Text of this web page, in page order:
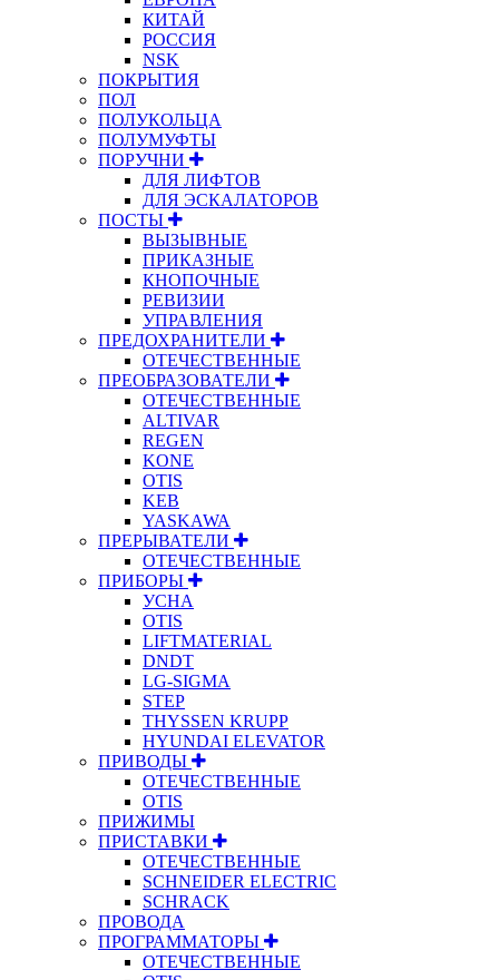
КИТАЙ
РОССИЯ
NSK
ПОКРЫТИЯ
ПОЛ
ПОЛУКОЛЬЦА
ПОЛУМУФТЫ
ПОРУЧНИ
ДЛЯ ЛИФТОВ
ДЛЯ ЭСКАЛАТОРОВ
ПОСТЫ
ВЫЗЫВНЫЕ
ПРИКАЗНЫЕ
КНОПОЧНЫЕ
РЕВИЗИИ
УПРАВЛЕНИЯ
ПРЕДОХРАНИТЕЛИ
ОТЕЧЕСТВЕННЫЕ
ПРЕОБРАЗОВАТЕЛИ
ОТЕЧЕСТВЕННЫЕ
ALTIVAR
REGEN
KONE
OTIS
KEB
YASKAWA
ПРЕРЫВАТЕЛИ
ОТЕЧЕСТВЕННЫЕ
ПРИБОРЫ
УСНА
OTIS
LIFTMATERIAL
DNDT
LG-SIGMA
STEP
THYSSEN KRUPP
HYUNDAI ELEVATOR
ПРИВОДЫ
ОТЕЧЕСТВЕННЫЕ
OTIS
ПРИЖИМЫ
ПРИСТАВКИ
ОТЕЧЕСТВЕННЫЕ
SCHNEIDER ELECTRIC
SCHRACK
ПРОВОДА
ПРОГРАММАТОРЫ
ОТЕЧЕСТВЕННЫЕ